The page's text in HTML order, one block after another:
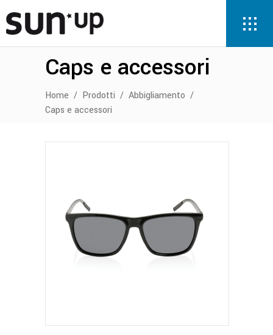
Caps e accessori
Home / Prodotti / Abbigliamento /
Caps e accessori